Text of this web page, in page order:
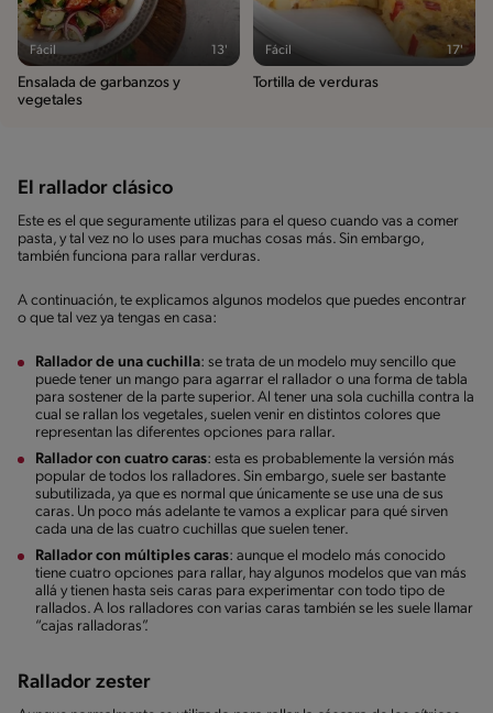
Fácil 13'
Ensalada de garbanzos y
vegetales
Fácil 17'
Tortilla de verduras
El rallador clásico
Este es el que seguramente utilizas para el queso cuando vas a comer
pasta, y tal vez no lo uses para muchas cosas más. Sin embargo,
también funciona para rallar verduras.
A continuación, te explicamos algunos modelos que puedes encontrar
o que tal vez ya tengas en casa:
Rallador de una cuchilla: se trata de un modelo muy sencillo que
puede tener un mango para agarrar el rallador o una forma de tabla
para sostener de la parte superior. Al tener una sola cuchilla contra la
cual se rallan los vegetales, suelen venir en distintos colores que
representan las diferentes opciones para rallar.
Rallador con cuatro caras: esta es probablemente la versión más
popular de todos los ralladores. Sin embargo, suele ser bastante
subutilizada, ya que es normal que únicamente se use una de sus
caras. Un poco más adelante te vamos a explicar para qué sirven
cada una de las cuatro cuchillas que suelen tener.
Rallador con múltiples caras: aunque el modelo más conocido
tiene cuatro opciones para rallar, hay algunos modelos que van más
allá y tienen hasta seis caras para experimentar con todo tipo de
rallados. A los ralladores con varias caras también se les suele llamar
“cajas ralladoras”.
Rallador zester